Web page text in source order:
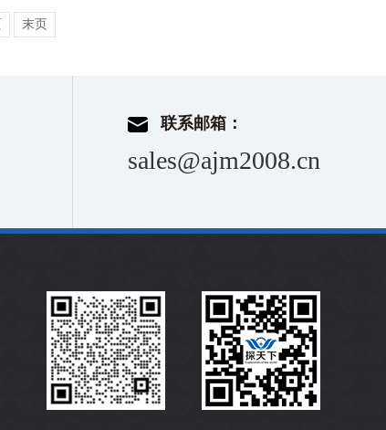
末页
联系邮箱：
sales@ajm2008.cn